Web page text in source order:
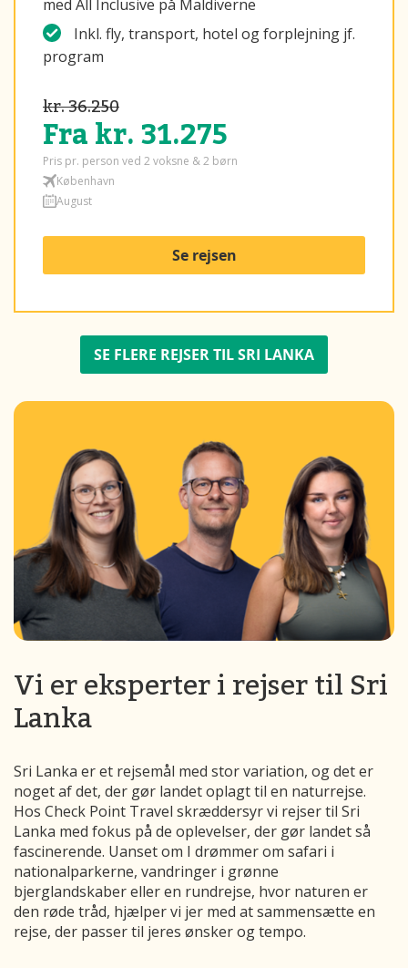
med All Inclusive på Maldiverne
Inkl. fly, transport, hotel og forplejning jf.
program
kr. 36.250
Fra kr. 31.275
Pris pr. person ved 2 voksne & 2 børn
København
August
Se rejsen
SE FLERE REJSER TIL SRI LANKA
Vi er eksperter i rejser til Sri
Lanka
Sri Lanka er et rejsemål med stor variation, og det er
noget af det, der gør landet oplagt til en naturrejse.
Hos Check Point Travel skræddersyr vi rejser til Sri
Lanka med fokus på de oplevelser, der gør landet så
fascinerende. Uanset om I drømmer om safari i
nationalparkerne, vandringer i grønne
bjerglandskaber eller en rundrejse, hvor naturen er
den røde tråd, hjælper vi jer med at sammensætte en
rejse, der passer til jeres ønsker og tempo.